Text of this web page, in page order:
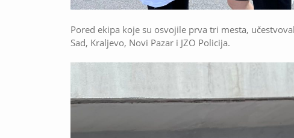
Pored ekipa koje su osvojile prva tri mesta,
Sad, Kraljevo, Novi Pazar i JZO Policija.